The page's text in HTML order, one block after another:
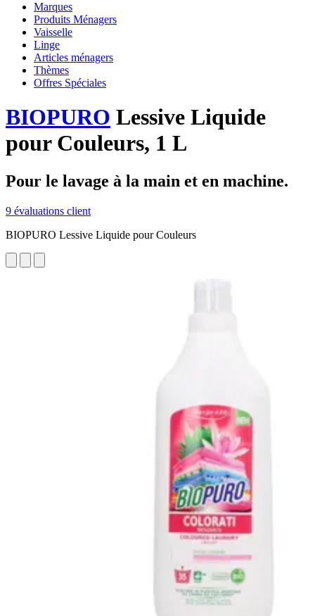
Marques
Produits Ménagers
Vaisselle
Linge
Articles ménagers
Thèmes
Offres Spéciales
BIOPURO Lessive Liquide
pour Couleurs, 1 L
Pour le lavage à la main et en machine.
9 évaluations client
BIOPURO Lessive Liquide pour Couleurs